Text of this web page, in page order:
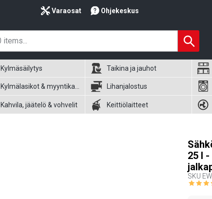
Varaosat Ohjekeskus
Kylmäsäilytys Taikina ja jauhot
Lihanjalostus
Kahvila, jäätelö & vohvelit Keittiölaitteet
25 l
SKU